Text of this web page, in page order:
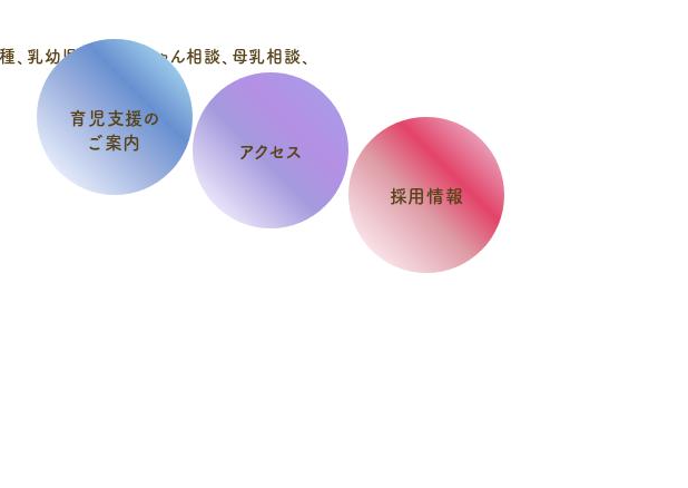
育児支援の
ご案内
アクセス
採用情報